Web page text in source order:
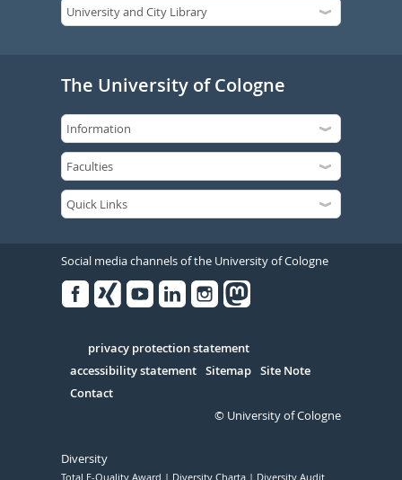
The University of Cologne
Social media channels of the University of Cologne
Serivce
privacy protection statement
accessibility statement Sitemap Site Note
Contact
© University of Cologne
Diversity
Total E-Quality Award Diversity Charta Diversity Audit